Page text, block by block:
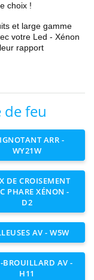
choix !
et large gamme
votre Led - Xénon
rapport
de feu
ARR -
WY21W
DE CROISEMENT
PHARE XÉNON -
D2
AV - W5W
BROUILLARD AV -
H11